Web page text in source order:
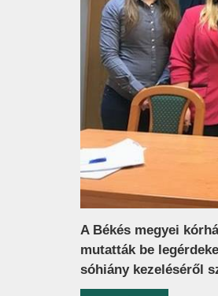
A Békés megyei
mutatták be
sóhiány kezeléséről